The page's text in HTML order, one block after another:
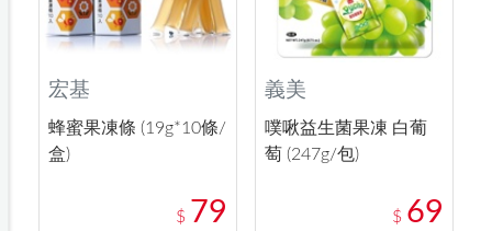
宏基
蜂蜜果凍條 (19g*10條/
盒)
$ 79
義美
噗啾益生菌果凍 白葡
萄 (247g/包)
$ 69